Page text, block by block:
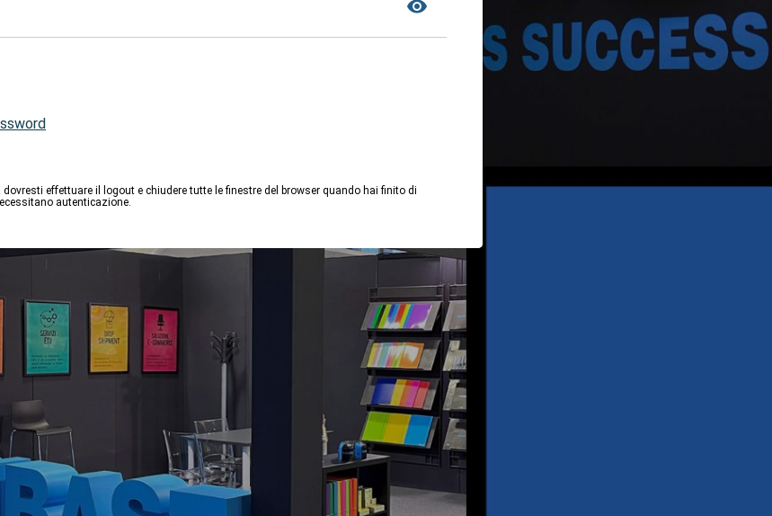
effettuare il logout e chiudere tutte le finestre del browser quando hai finito di
autenticazione.